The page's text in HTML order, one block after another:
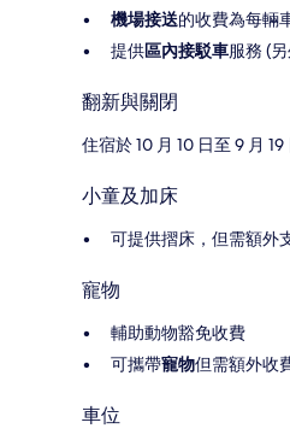
機場接送的收費為每輛
提供區內接駁車服務 (
翻新與關閉
住宿於 10 月 10 日至 9 月 19
小童及加床
可提供摺床，但需額外
寵物
輔助動物豁免收費
可攜帶寵物但需額外收
車位